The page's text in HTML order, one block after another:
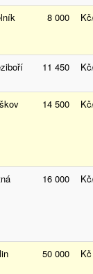
8 000
11 450
14 500
16 000
50 000